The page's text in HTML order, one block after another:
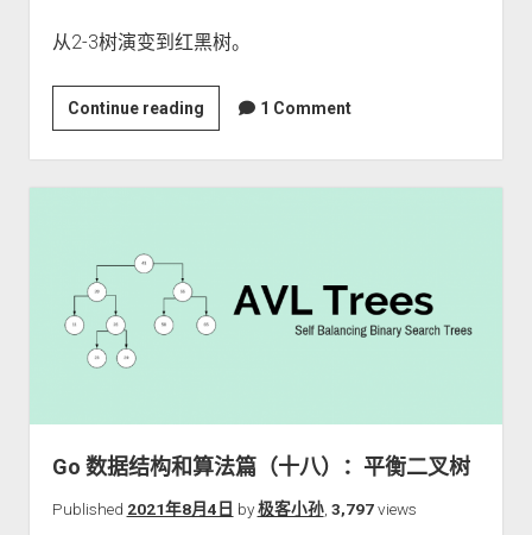
从2-3树演变到红黑树。
Continue readingGo
数
据
结
法
篇
从
3
树
1 Comment
Go 数据结构和算法篇（十八）：平衡二叉树
Published 2021年8月4日 by极客小孙, 3,797views